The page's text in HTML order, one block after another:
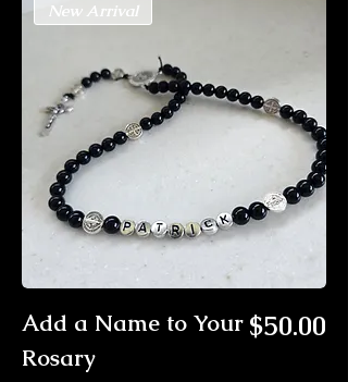
New Arrival
Add a Name to Your
Rosary
価格
$50.00